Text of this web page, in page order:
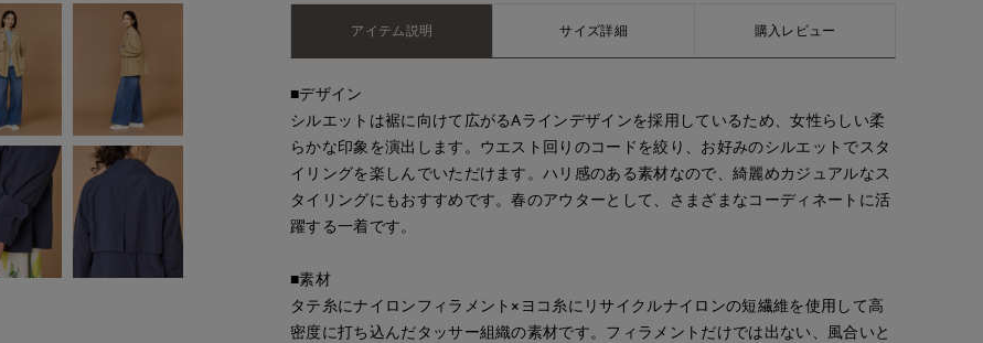
アイテム説明 サイズ詳細 購入レビュー
■デザイン
シルエットは裾に向けて広がるAラインデザインを採用しているため、女性らしい柔
らかな印象を演出します。ウエスト回りのコードを絞り、お好みのシルエットでスタ
イリングを楽しんでいただけます。ハリ感のある素材なので、綺麗めカジュアルなス
タイリングにもおすすめです。春のアウターとして、さまざまなコーディネートに活
躍する一着です。
■素材
タテ糸にナイロンフィラメント×ヨコ糸にリサイクルナイロンの短繊維を使用して高
密度に打ち込んだタッサー組織の素材です。フィラメントだけでは出ない、風合いと